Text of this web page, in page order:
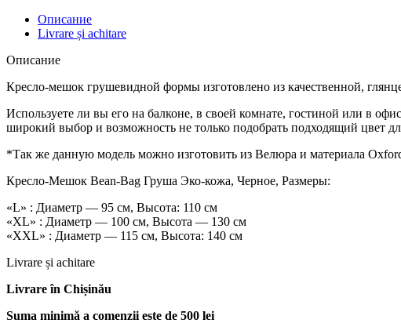
Описание
Livrare și achitare
Описание
Кресло-мешок грушевидной формы изготовлено из качественной,
Используете ли вы его на балконе, в своей комнате, гостиной или в
широкий выбор и возможность не только подобрать подходящий цвет
*Так же данную модель можно изготовить из Велюра и материала
Кресло-Мешок Bean-Bag Груша Эко-кожа, Черное, Размеры:
«L» : Диаметр — 95 см, Высота: 110 см
«XL» : Диаметр — 100 см, Высота — 130 см
«XXL» : Диаметр — 115 см, Высота: 140 см
Livrare și achitare
Livrareîn Chișinău
Suma minimă a comenzii este de 500 lei